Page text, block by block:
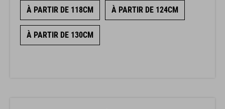
À PARTIR DE 118CM À PARTIR DE 124CM
À PARTIR DE 130CM